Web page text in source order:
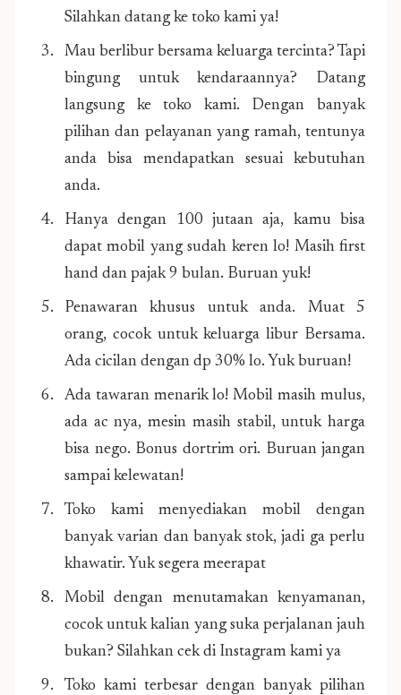
Silahkan datang ke toko kami ya!
Mau berlibur bersama keluarga tercinta? Tapi
bingung untuk kendaraannya? Datang
langsung ke toko kami. Dengan banyak
pilihan dan pelayanan yang ramah, tentunya
anda bisa mendapatkan sesuai kebutuhan
anda.
Hanya dengan 100 jutaan aja, kamu bisa
dapat mobil yang sudah keren lo! Masih first
hand dan pajak 9 bulan. Buruan yuk!
Penawaran khusus untuk anda. Muat 5
orang, cocok untuk keluarga libur Bersama.
Ada cicilan dengan dp 30% lo. Yuk buruan!
Ada tawaran menarik lo! Mobil masih mulus,
ada ac nya, mesin masih stabil, untuk harga
bisa nego. Bonus dortrim ori. Buruan jangan
sampai kelewatan!
Toko kami menyediakan mobil dengan
banyak varian dan banyak stok, jadi ga perlu
khawatir. Yuk segera meerapat
Mobil dengan menutamakan kenyamanan,
cocok untuk kalian yang suka perjalanan jauh
bukan? Silahkan cek di Instagram kami ya
Toko kami terbesar dengan banyak pilihan